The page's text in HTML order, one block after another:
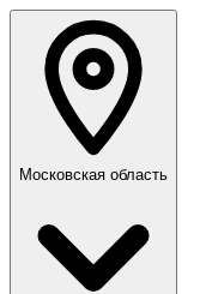
Московская область